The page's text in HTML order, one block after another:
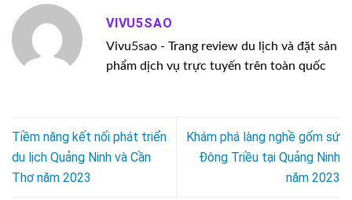
VIVU5SAO
Vivu5sao - Trang review du lịch và đặt sản
phẩm dịch vụ trực tuyến trên toàn quốc
Tiềm năng kết nối phát triển
du lịch Quảng Ninh và Cần
Thơ năm 2023
Khám phá làng nghề gốm sứ
Đông Triều tại Quảng Ninh
năm 2023